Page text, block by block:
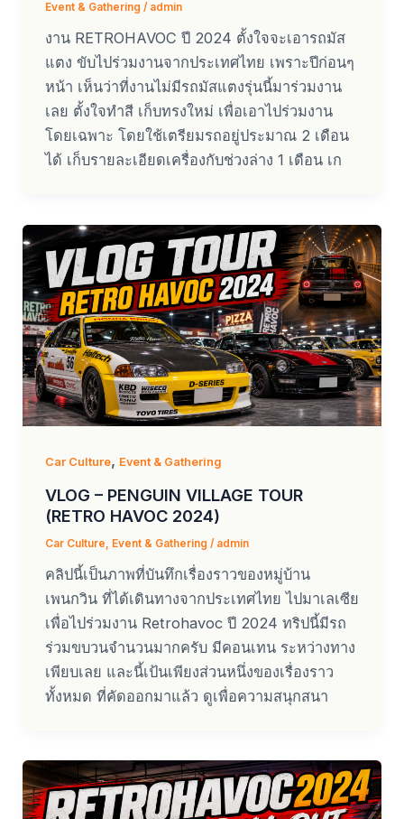
Event & Gathering / admin
งาน RETROHAVOC ปี 2024 ตั้งใจจะเอารถมัส
แตง ขับไปร่วมงานจากประเทศไทย เพราะปีก่อนๆ
หน้า เห็นว่าที่งานไม่มีรถมัสแตงรุ่นนี้มาร่วมงาน
เลย ตั้งใจทำสี เก็บทรงใหม่ เพื่อเอาไปร่วมงาน
โดยเฉพาะ โดยใช้เตรียมรถอยู่ประมาณ 2 เดือน
ได้ เก็บรายละเอียดเครื่องกับช่วงล่าง 1 เดือน เก
Car Culture, Event & Gathering
VLOG – PENGUIN VILLAGE TOUR
(RETRO HAVOC 2024)
Car Culture, Event & Gathering / admin
คลิปนี้เป็นภาพที่บันทึกเรื่องราวของหมู่บ้าน
เพนกวิน ที่ได้เดินทางจากประเทศไทย ไปมาเลเซีย
เพื่อไปร่วมงาน Retrohavoc ปี 2024 ทริปนี้มีรถ
ร่วมขบวนจำนวนมากครับ มีคอนเทน ระหว่างทาง
เพียบเลย และนี้เป้นเพียงส่วนหนึ่งของเรื่องราว
ทั้งหมด ที่คัดออกมาแล้ว ดูเพื่อความสนุกสนา